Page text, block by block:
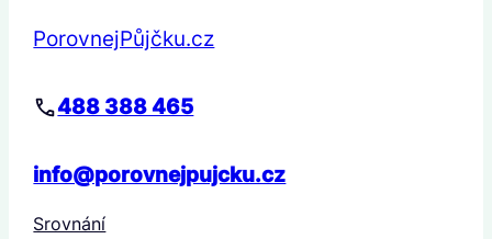
PorovnejPůjčku.cz
488 388 465
info@porovnejpujcku.cz
Srovnání